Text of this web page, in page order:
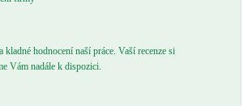
kladné hodnocení naší práce. Vaší recenze si
Vám nadále k dispozici.